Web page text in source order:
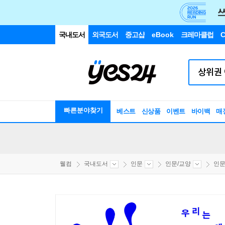
국내도서 외국도서 중고샵 eBook 크레마클럽
빠른분야찾기 베스트 신상품 이벤트 바이백 매
웰컴 국내도서 인문 인문/교양 인